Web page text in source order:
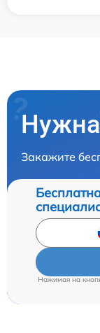
Нужна
Закажите
Нажимая на